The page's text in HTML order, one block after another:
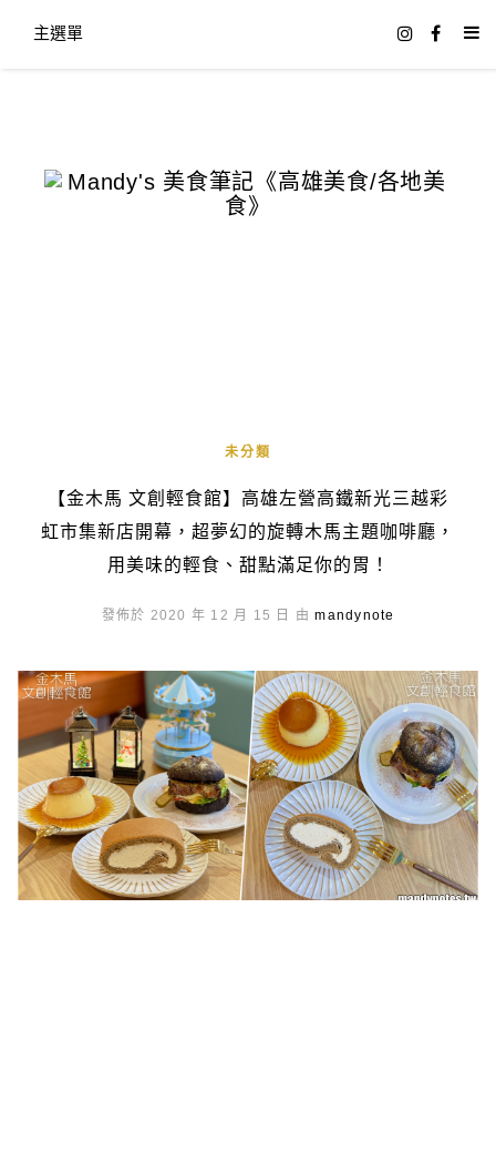
主選單
未分類
【金木馬 文創輕食館】高雄左營高鐵新光三越彩
虹市集新店開幕，超夢幻的旋轉木馬主題咖啡廳，
用美味的輕食、甜點滿足你的胃！
發佈於 2020 年 12 月 15 日 由mandynote